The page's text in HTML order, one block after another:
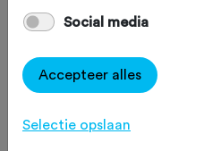
Social media
Accepteer alles
Selectie opslaan